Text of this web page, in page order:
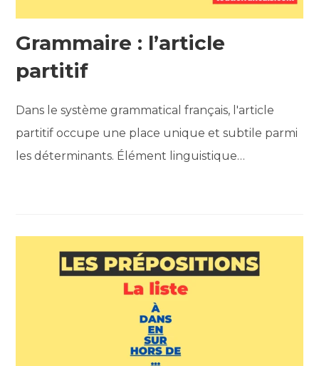
Grammaire : l’article
partitif
Dans le système grammatical français, l'article
partitif occupe une place unique et subtile parmi
les déterminants. Élément linguistique…